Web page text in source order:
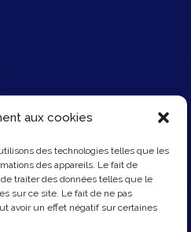
aux cookies
des technologies telles que les
des appareils. Le fait de
traiter des données telles que le
sur ce site. Le fait de ne pas
avoir un effet négatif sur certaines